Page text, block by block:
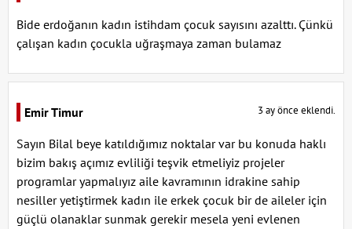
Bide erdoğanın kadın istihdam çocuk sayısını azalttı. Çünkü
çalışan kadın çocukla uğraşmaya zaman bulamaz
Emir Timur 3 ay önce eklendi.
Sayın Bilal beye katıldığımız noktalar var bu konuda haklı
bizim bakış açımız evliliği teşvik etmeliyiz projeler
programlar yapmalıyız aile kavramının idrakine sahip
nesiller yetiştirmek kadın ile erkek çocuk bir de aileler için
güçlü olanaklar sunmak gerekir mesela yeni evlenen